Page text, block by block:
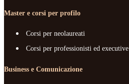
Master e corsi per profilo
Corsi per neolaureati
Corsi per professionisti ed executive
Business e Comunicazione